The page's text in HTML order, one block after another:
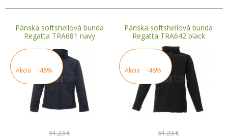
Pánska softshellová bunda
Regatta TRA681 navy
Akcia -48%
51,23 €
Pánska softshellová bunda
Regatta TRA642 black
Akcia -48%
51,23 €